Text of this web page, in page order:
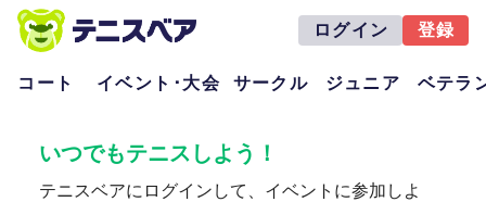
ログイン 登録
コート イベント･大会 サークル ジュニア ベテラ
いつでもテニスしよう！
テニスベアにログインして、イベントに参加しよ